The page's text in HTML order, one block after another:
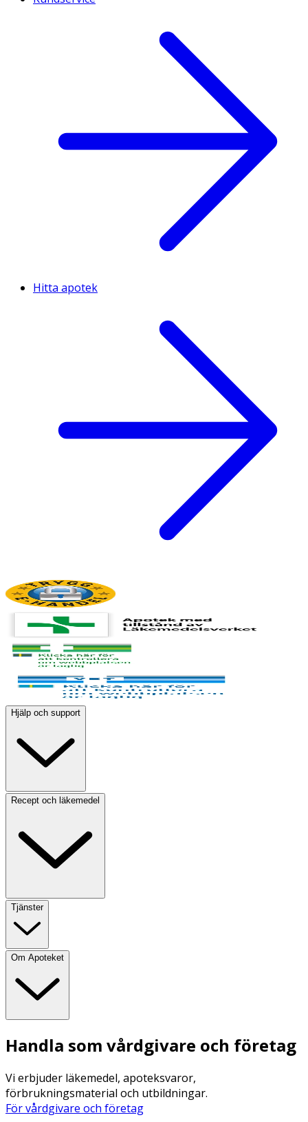
Hitta apotek
Hjälp och support
Recept och läkemedel
Tjänster
Om Apoteket
Handla som vårdgivare och företag
Vi erbjuder läkemedel, apoteksvaror,
förbrukningsmaterial och utbildningar.
För vårdgivare och företag